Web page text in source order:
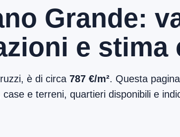
Grande:
e stima
è di circa 787 €/m². Questa
e terreni, quartieri disponibili e